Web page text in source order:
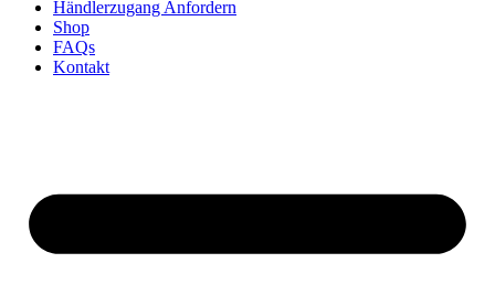
Händlerzugang Anfordern
Shop
FAQs
Kontakt